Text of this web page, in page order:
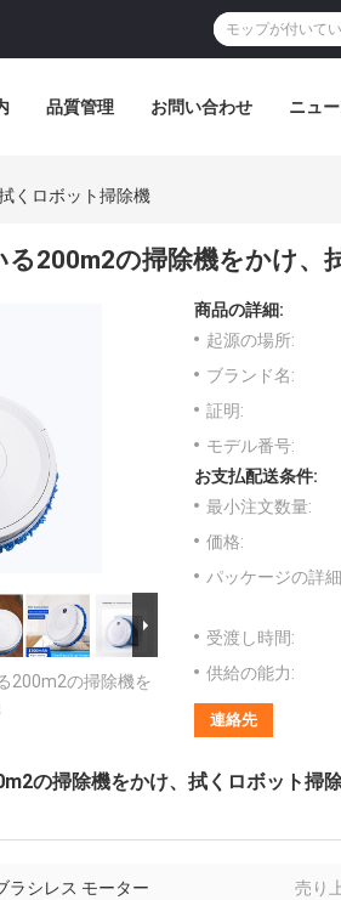
品質管理 お問い合わせ ニュ
くロボット掃除機
200m2の掃除機をかけ、
200m2の掃除機を
商品の詳細:
起源の場所:
ブランド名:
証明:
モデル番号:
お支払配送条件:
最小注文数量:
価格:
パッケージの詳
受渡し時間:
供給の能力:
連絡先
の掃除機をかけ、拭くロボット掃
ラシレス モーター
売り